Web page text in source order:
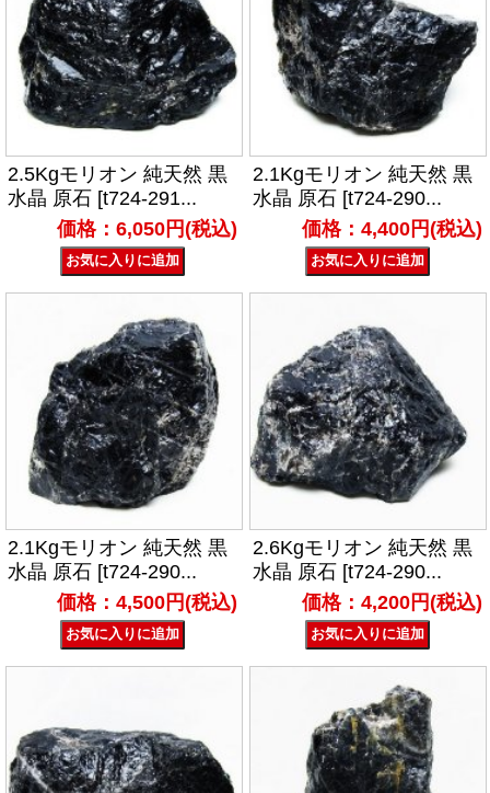
2.5Kgモリオン 純天然 黒
水晶 原石 [t724-291...
価格：6,050円(税込)
2.1Kgモリオン 純天然 黒
水晶 原石 [t724-290...
価格：4,400円(税込)
2.1Kgモリオン 純天然 黒
水晶 原石 [t724-290...
価格：4,500円(税込)
2.6Kgモリオン 純天然 黒
水晶 原石 [t724-290...
価格：4,200円(税込)